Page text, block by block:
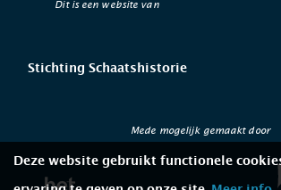
Dit is een website van
Stichting Schaatshistorie
Mede mogelijk gemaakt door
Deze website gebruikt functionele